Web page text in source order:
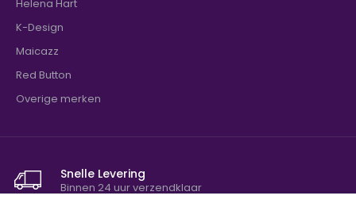
Helena Hart
K-Design
Maicazz
Red Button
Overige merken
Snelle Levering
Binnen 24 uur verzendklaar